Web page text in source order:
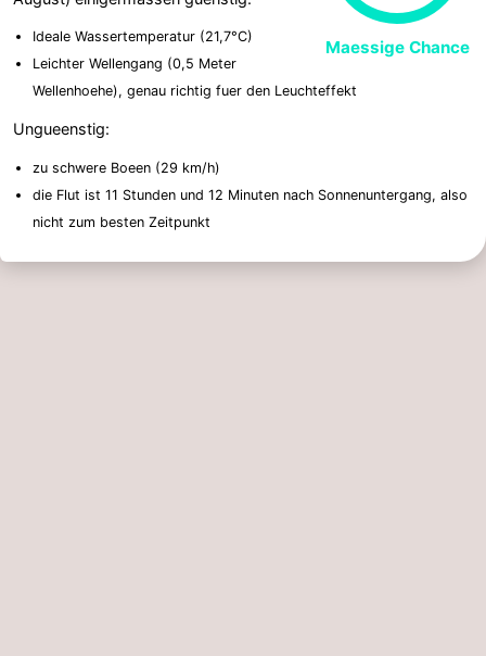
Maessige Chance
Ideale Wassertemperatur (21,7°C)
Leichter Wellengang (0,5 Meter
Wellenhoehe), genau richtig fuer den Leuchteffekt
Ungueenstig:
zu schwere Boeen (29 km/h)
die Flut ist 11 Stunden und 12 Minuten nach Sonnenuntergang, also
nicht zum besten Zeitpunkt